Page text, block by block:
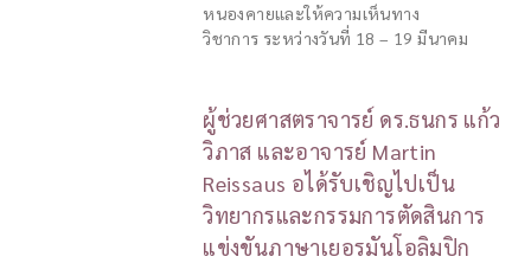
หนองคายและให้ความเห็นทาง
วิชาการ ระหว่างวันที่ 18 – 19 มีนาคม
ผู้ช่วยศาสตราจารย์ ดร.ธนกร แก้ว
วิภาส และอาจารย์ Martin
Reissaus อได้รับเชิญไปเป็น
วิทยากรและกรรมการตัดสินการ
แข่งขันภาษาเยอรมันโอลิมปิก